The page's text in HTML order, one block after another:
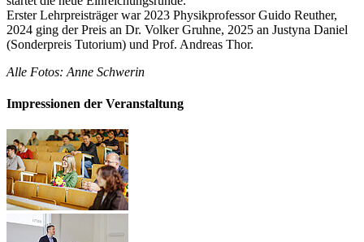
Erster Lehrpreisträger war 2023 Physikprofessor Guido Reuther,
2024 ging der Preis an Dr. Volker Gruhne, 2025 an Justyna Daniel
(Sonderpreis Tutorium) und Prof. Andreas Thor.
Alle Fotos: Anne Schwerin
Impressionen der Veranstaltung